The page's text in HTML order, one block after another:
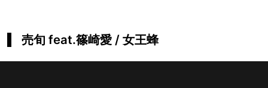
売旬 feat.篠崎愛 / 女王蜂